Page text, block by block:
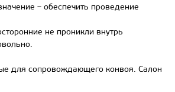
– обеспечить проведение
не проникли внутрь
для сопровождающего конвоя. Салон